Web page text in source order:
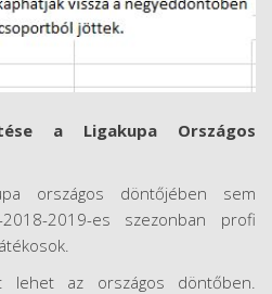
a Ligakupa Országos
országos döntőjében sem
2019-es szezonban profi
az országos döntőben.